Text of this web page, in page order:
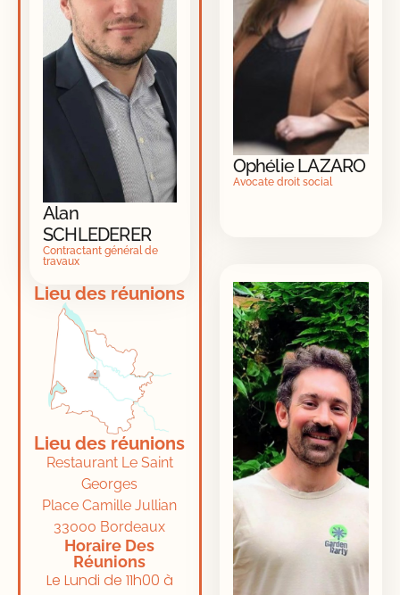
Alan
SCHLEDERER
Contractant général de
travaux
Lieu des réunions
Lieu des réunions
Restaurant Le Saint
Georges
Place Camille Jullian
33000 Bordeaux
Horaire Des
Réunions
Le Lundi de 11h00 à
Ophélie LAZARO
Avocate droit social